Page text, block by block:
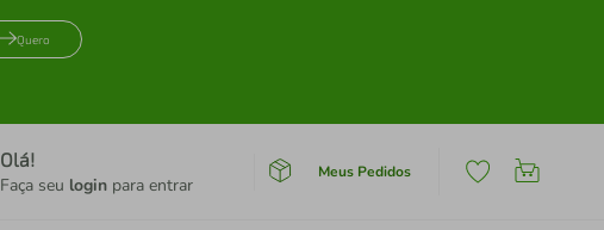
Quero
Olá!
Faça seu login para entrar
Meus Pedidos